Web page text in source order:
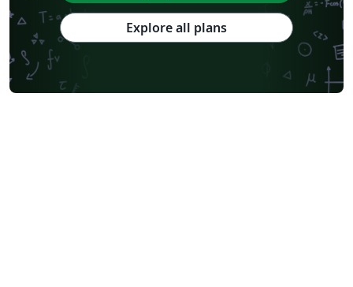
Explore all plans